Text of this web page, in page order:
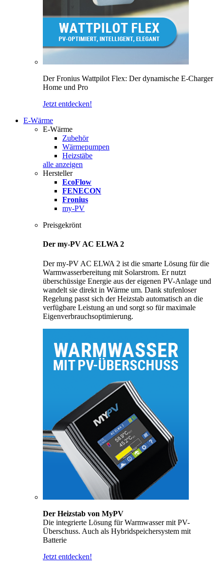
Der Fronius Wattpilot Flex: Der dynamische E-Charger
Home und Pro
Jetzt entdecken!
E-Wärme
E-Wärme
Zubehör
Wärmepumpen
Heizstäbe
alle anzeigen
Hersteller
EcoFlow
FENECON
Fronius
my-PV
Preisgekrönt
Der my-PV AC ELWA 2
Der my-PV AC ELWA 2 ist die smarte Lösung für die
Warmwasserbereitung mit Solarstrom. Er nutzt
überschüssige Energie aus der eigenen PV-Anlage und
wandelt sie direkt in Wärme um. Dank stufenloser
Regelung passt sich der Heizstab automatisch an die
verfügbare Leistung an und sorgt so für maximale
Eigenverbrauchsoptimierung.
Der Heizstab von MyPV
Die integrierte Lösung für Warmwasser mit PV-
Überschuss. Auch als Hybridspeichersystem mit
Batterie
Jetzt entdecken!